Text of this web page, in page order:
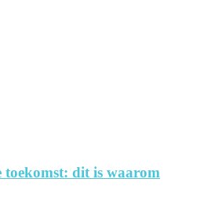
toekomst: dit is waarom